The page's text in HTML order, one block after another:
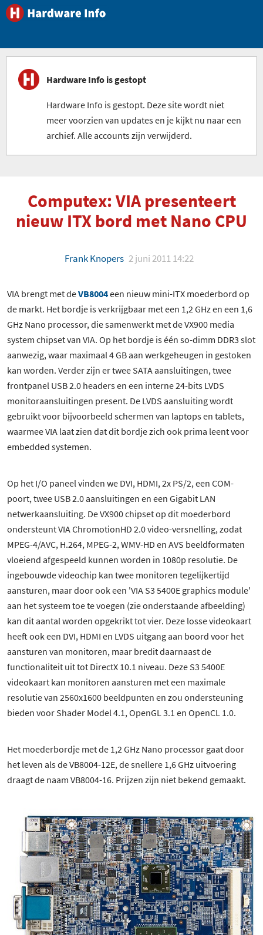
Hardware Info is gestopt
Hardware Info is gestopt. Deze site wordt niet
meer voorzien van updates en je kijkt nu naar een
archief. Alle accounts zijn verwijderd.
Computex: VIA presenteert
nieuw ITX bord met Nano CPU
Frank Knopers 2 juni 2011 14:22
VIA brengt met deVB8004een nieuw mini-ITX moederbord op
de markt. Het bordje is verkrijgbaar met een 1,2 GHz en een 1,6
GHz Nano processor, die samenwerkt met de VX900 media
system chipset van VIA. Op het bordje is één so-dimm DDR3 slot
aanwezig, waar maximaal 4 GB aan werkgeheugen in gestoken
kan worden. Verder zijn er twee SATA aansluitingen, twee
frontpanel USB 2.0 headers en een interne 24-bits LVDS
monitoraansluitingen present. De LVDS aansluiting wordt
gebruikt voor bijvoorbeeld schermen van laptops en tablets,
waarmee VIA laat zien dat dit bordje zich ook prima leent voor
embedded systemen.
Op het I/O paneel vinden we DVI, HDMI, 2x PS/2, een COM-
poort, twee USB 2.0 aansluitingen en een Gigabit LAN
netwerkaansluiting. De VX900 chipset op dit moederbord
ondersteunt VIA ChromotionHD 2.0 video-versnelling, zodat
MPEG-4/AVC, H.264, MPEG-2, WMV-HD en AVS beeldformaten
vloeiend afgespeeld kunnen worden in 1080p resolutie. De
ingebouwde videochip kan twee monitoren tegelijkertijd
aansturen, maar door ook een 'VIA S3 5400E graphics module'
aan het systeem toe te voegen (zie onderstaande afbeelding)
kan dit aantal worden opgekrikt tot vier. Deze losse videokaart
heeft ook een DVI, HDMI en LVDS uitgang aan boord voor het
aansturen van monitoren, maar bredit daarnaast de
functionaliteit uit tot DirectX 10.1 niveau. Deze S3 5400E
videokaart kan monitoren aansturen met een maximale
resolutie van 2560x1600 beeldpunten en zou ondersteuning
bieden voor Shader Model 4.1, OpenGL 3.1 en OpenCL 1.0.
Het moederbordje met de 1,2 GHz Nano processor gaat door
het leven als de VB8004-12E, de snellere 1,6 GHz uitvoering
draagt de naam VB8004-16. Prijzen zijn niet bekend gemaakt.